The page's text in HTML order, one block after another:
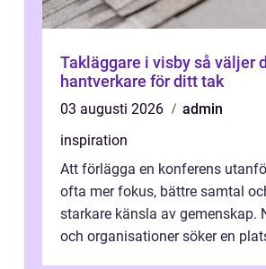
Takläggare i visby så väljer du rätt
hantverkare för ditt tak
03 augusti 2026
admin
inspiration
Att förlägga en konferens
ofta mer fokus, bättre samtal
starkare känsla av gemenskap.
och organisationer söker en